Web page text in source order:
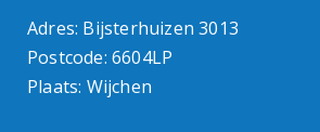
Adres: Bijsterhuizen 3013
Postcode: 6604LP
Plaats: Wijchen